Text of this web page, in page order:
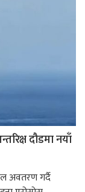
दौडमा नयाँ
अवतरण गर्दै